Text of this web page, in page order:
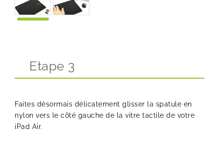
Etape 3
Faites désormais délicatement glisser la spatule en
nylon vers le côté gauche de la vitre tactile de votre
iPad Air.